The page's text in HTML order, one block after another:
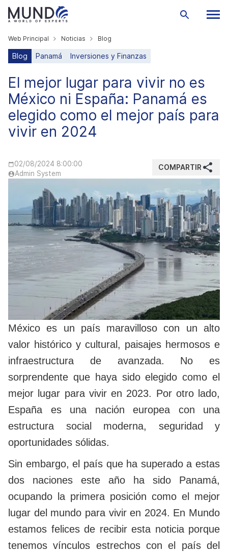
Web Principal Noticias Blog
Blog Panamá Inversiones y Finanzas
El mejor lugar para vivir no es
México ni España: Panamá es
elegido como el mejor país para
vivir en 2024
02/08/2024 8:00:00
Admin System
COMPARTIR
México es un país maravilloso con un alto
valor histórico y cultural, paisajes hermosos e
infraestructura de avanzada. No es
sorprendente que haya sido elegido como el
mejor lugar para vivir en 2023. Por otro lado,
España es una nación europea con una
estructura social moderna, seguridad y
oportunidades sólidas.
Sin embargo, el país que ha superado a estas
dos naciones este año ha sido Panamá,
ocupando la primera posición como el mejor
lugar del mundo para vivir en 2024. En Mundo
estamos felices de recibir esta noticia porque
tenemos vínculos estrechos con el país del